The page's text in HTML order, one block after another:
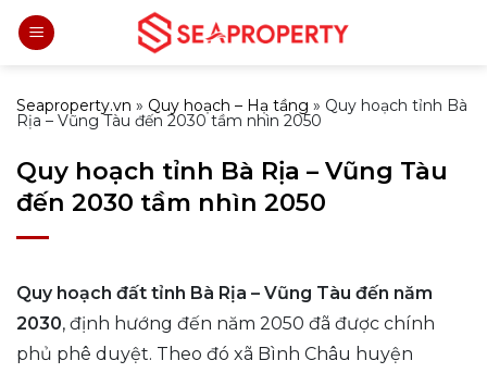
Bỏ
qua
dung
Seaproperty.vn » Quy hoạch – Hạ tầng » Quy hoạch tỉnh Bà
Rịa – Vũng Tàu đến 2030 tầm nhìn 2050
Quy hoạch tỉnh Bà Rịa – Vũng Tàu
đến 2030 tầm nhìn 2050
Quy hoạch đất tỉnh Bà Rịa – Vũng Tàu đến năm
2030, định hướng đến năm 2050 đã được chính
phủ phê duyệt. Theo đó xã Bình Châu huyện